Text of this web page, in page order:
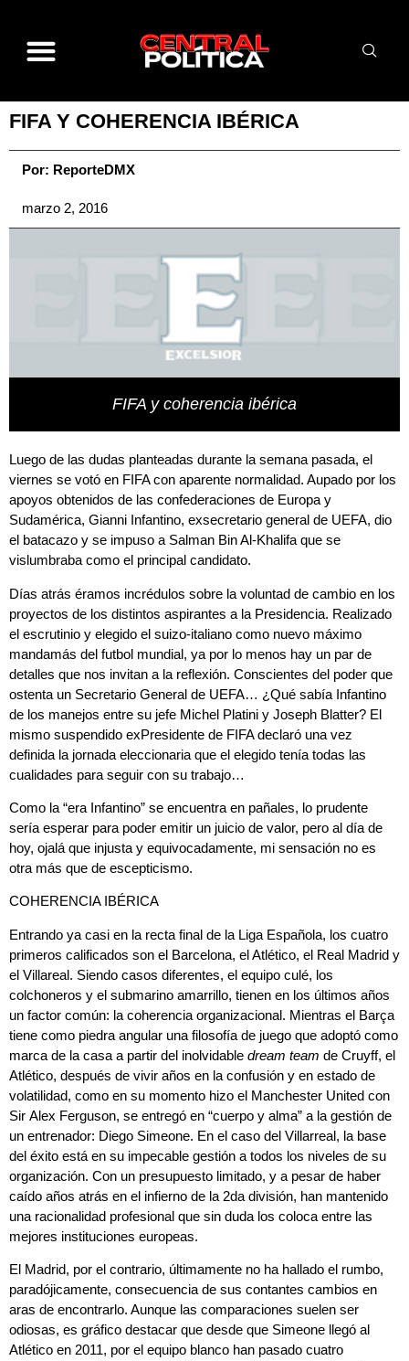
FIFA Y COHERENCIA IBÉRICA
Por: ReporteDMX
marzo 2, 2016
FIFA y coherencia ibérica
Luego de las dudas planteadas durante la semana pasada, el
viernes se votó en FIFA con aparente normalidad. Aupado por los
apoyos obtenidos de las confederaciones de Europa y
Sudamérica, Gianni Infantino, exsecretario general de UEFA, dio
el batacazo y se impuso a Salman Bin Al-Khalifa que se
vislumbraba como el principal candidato.
Días atrás éramos incrédulos sobre la voluntad de cambio en los
proyectos de los distintos aspirantes a la Presidencia. Realizado
el escrutinio y elegido el suizo-italiano como nuevo máximo
mandamás del futbol mundial, ya por lo menos hay un par de
detalles que nos invitan a la reflexión. Conscientes del poder que
ostenta un Secretario General de UEFA… ¿Qué sabía Infantino
de los manejos entre su jefe Michel Platini y Joseph Blatter? El
mismo suspendido exPresidente de FIFA declaró una vez
definida la jornada eleccionaria que el elegido tenía todas las
cualidades para seguir con su trabajo…
Como la “era Infantino” se encuentra en pañales, lo prudente
sería esperar para poder emitir un juicio de valor, pero al día de
hoy, ojalá que injusta y equivocadamente, mi sensación no es
otra más que de escepticismo.
COHERENCIA IBÉRICA
Entrando ya casi en la recta final de la Liga Española, los cuatro
primeros calificados son el Barcelona, el Atlético, el Real Madrid y
el Villareal. Siendo casos diferentes, el equipo culé, los
colchoneros y el submarino amarrillo, tienen en los últimos años
un factor común: la coherencia organizacional. Mientras el Barça
tiene como piedra angular una filosofía de juego que adoptó como
marca de la casa a partir del inolvidable dream team de Cruyff, el
Atlético, después de vivir años en la confusión y en estado de
volatilidad, como en su momento hizo el Manchester United con
Sir Alex Ferguson, se entregó en “cuerpo y alma” a la gestión de
un entrenador: Diego Simeone. En el caso del Villarreal, la base
del éxito está en su impecable gestión a todos los niveles de su
organización. Con un presupuesto limitado, y a pesar de haber
caído años atrás en el infierno de la 2da división, han mantenido
una racionalidad profesional que sin duda los coloca entre las
mejores instituciones europeas.
El Madrid, por el contrario, últimamente no ha hallado el rumbo,
paradójicamente, consecuencia de sus contantes cambios en
aras de encontrarlo. Aunque las comparaciones suelen ser
odiosas, es gráfico destacar que desde que Simeone llegó al
Atlético en 2011, por el equipo blanco han pasado cuatro